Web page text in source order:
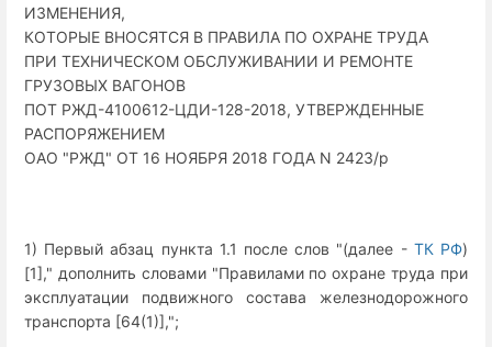
ИЗМЕНЕНИЯ,
КОТОРЫЕ ВНОСЯТСЯ В ПРАВИЛА ПО ОХРАНЕ ТРУДА
ПРИ ТЕХНИЧЕСКОМ ОБСЛУЖИВАНИИ И РЕМОНТЕ
ГРУЗОВЫХ ВАГОНОВ
ПОТ РЖД-4100612-ЦДИ-128-2018, УТВЕРЖДЕННЫЕ
РАСПОРЯЖЕНИЕМ
ОАО "РЖД" ОТ 16 НОЯБРЯ 2018 ГОДА N 2423/р
1) Первый абзац пункта 1.1 после слов "(далее - ТК РФ)
[1]," дополнить словами "Правилами по охране труда при
эксплуатации подвижного состава железнодорожного
транспорта [64(1)],";